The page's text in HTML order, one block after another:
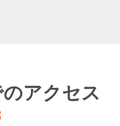
アクセス